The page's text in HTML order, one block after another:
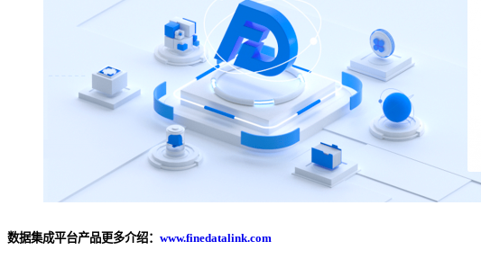
数据集成平台产品更多介绍： www.finedatalink.com